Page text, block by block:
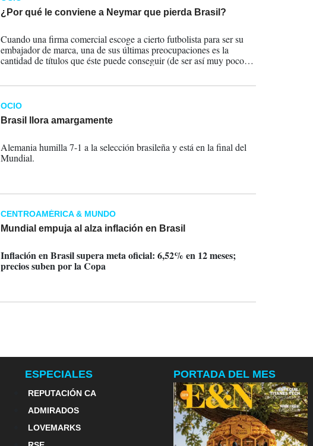
¿Por qué le conviene a Neymar que pierda Brasil?
Cuando una firma comercial escoge a cierto futbolista para ser su
embajador de marca, una de sus últimas preocupaciones es la
cantidad de títulos que éste puede conseguir (de ser así muy pocos
OCIO
Brasil llora amargamente
Alemania humilla 7-1 a la selección brasileña y está en la final del
Mundial.
CENTROAMÉRICA & MUNDO
Mundial empuja al alza inflación en Brasil
Inflación en Brasil supera meta oficial: 6,52% en 12 meses;
precios suben por la Copa
ESPECIALES
REPUTACIÓN CA
ADMIRADOS
LOVEMARKS
PORTADA DEL MES